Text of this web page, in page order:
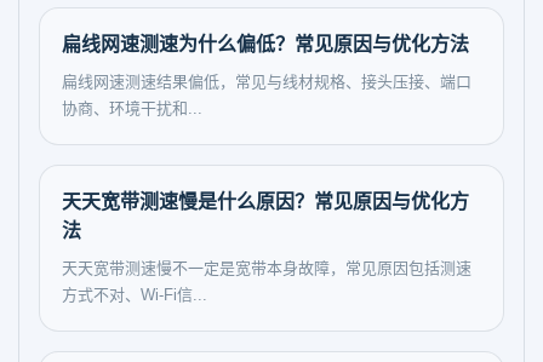
扁线网速测速为什么偏低？常见原因与优化方法
扁线网速测速结果偏低，常见与线材规格、接头压接、端口
协商、环境干扰和...
天天宽带测速慢是什么原因？常见原因与优化方
法
天天宽带测速慢不一定是宽带本身故障，常见原因包括测速
方式不对、Wi-Fi信...